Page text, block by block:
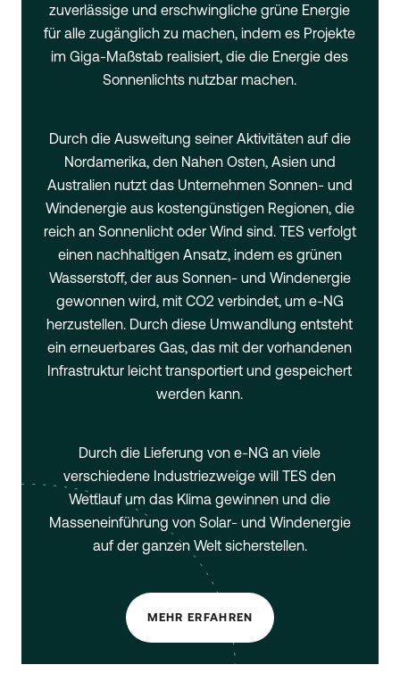
zuverlässige und erschwingliche grüne Energie
für alle zugänglich zu machen, indem es Projekte
im Giga-Maßstab realisiert, die die Energie des
Sonnenlichts nutzbar machen.
Durch die Ausweitung seiner Aktivitäten auf die
Nordamerika, den Nahen Osten, Asien und
Australien nutzt das Unternehmen Sonnen- und
Windenergie aus kostengünstigen Regionen, die
reich an Sonnenlicht oder Wind sind. TES verfolgt
einen nachhaltigen Ansatz, indem es grünen
Wasserstoff, der aus Sonnen- und Windenergie
gewonnen wird, mit CO2 verbindet, um e-NG
herzustellen. Durch diese Umwandlung entsteht
ein erneuerbares Gas, das mit der vorhandenen
Infrastruktur leicht transportiert und gespeichert
werden kann.
Durch die Lieferung von e-NG an viele
verschiedene Industriezweige will TES den
Wettlauf um das Klima gewinnen und die
Masseneinführung von Solar- und Windenergie
auf der ganzen Welt sicherstellen.
MEHR ERFAHREN